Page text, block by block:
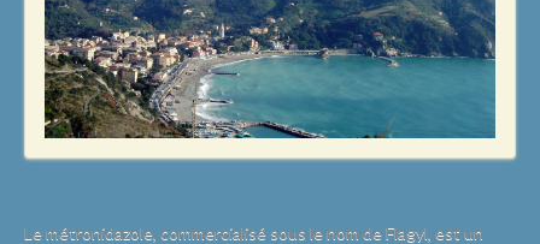
PLe métronidazole, commercialisé sous le nom de Flagyl, est un